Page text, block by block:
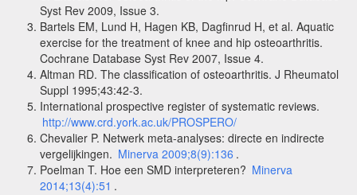
Syst Rev 2009, Issue 3.
Bartels EM, Lund H, Hagen KB, Dagfinrud H, et al. Aquatic
exercise for the treatment of knee and hip osteoarthritis.
Cochrane Database Syst Rev 2007, Issue 4.
Altman RD. The classification of osteoarthritis. J Rheumatol
Suppl 1995;43:42-3.
International prospective register of systematic reviews.
http://www.crd.york.ac.uk/PROSPERO/
Chevalier P. Netwerk meta-analyses: directe en indirecte
vergelijkingen. Minerva 2009;8(9):136 .
Poelman T. Hoe een SMD interpreteren? Minerva
2014;13(4):51 .